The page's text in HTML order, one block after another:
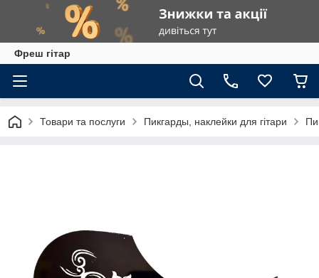
Фреш гітар
Товари та послуги Пикгарды, наклейки для гітари